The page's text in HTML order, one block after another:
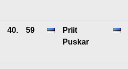
40. 59
Priit
Puskar